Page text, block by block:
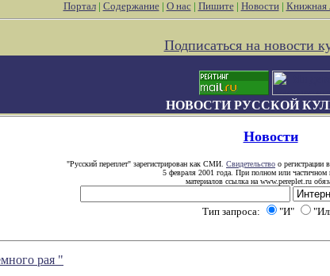
Портал| Содержание| О нас| Пишите| Новости| Книжная
Подписаться на новости
НОВОСТИ РУССКОЙ
Новости
"Русский переплет" зарегистрирован как СМИ. Свидетельство о регистрации
5 февраля 2001 года. При полном или частичном
материалов ссылка на www.pereplet.ru
Тип запроса: "И"
рая "